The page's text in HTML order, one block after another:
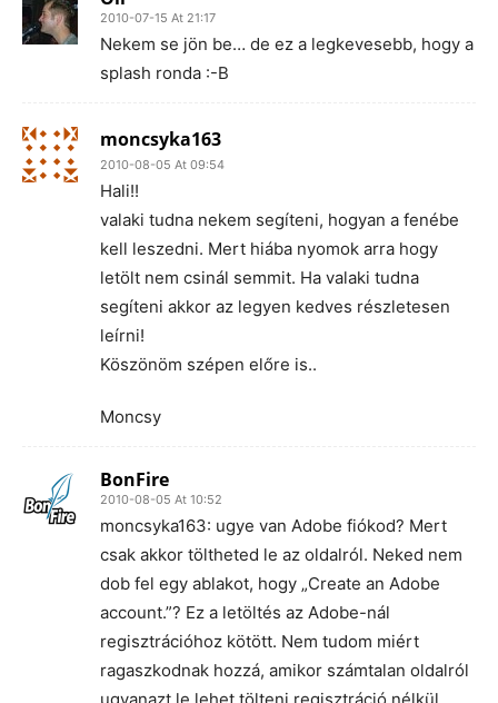
2010-07-15 At 21:17
Nekem se jön be… de ez a legkevesebb, hogy a
splash ronda :-B
moncsyka163
2010-08-05 At 09:54
Hali!!
valaki tudna nekem segíteni, hogyan a fenébe
kell leszedni. Mert hiába nyomok arra hogy
letölt nem csinál semmit. Ha valaki tudna
segíteni akkor az legyen kedves részletesen
leírni!
Köszönöm szépen előre is..
Moncsy
BonFire
2010-08-05 At 10:52
moncsyka163: ugye van Adobe fiókod? Mert
csak akkor töltheted le az oldalról. Neked nem
dob fel egy ablakot, hogy „Create an Adobe
account.”? Ez a letöltés az Adobe-nál
regisztrációhoz kötött. Nem tudom miért
ragaszkodnak hozzá, amikor számtalan oldalról